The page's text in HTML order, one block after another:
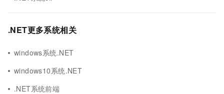
.NET更多系统相关
windows系统.NET
windows10系统.NET
.NET系统前端